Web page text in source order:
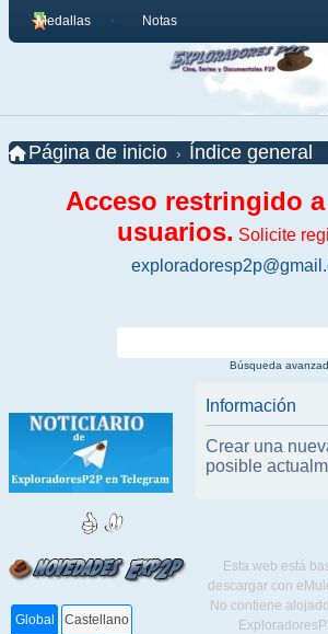
Medallas Notas
Página de inicio Índice general
Acceso restringido
usuarios. Solicite
Búsqueda
Global Castellano
Información
Crear una
posible
Esta web está
descargar con
No contiene